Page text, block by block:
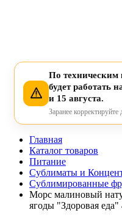
По техническим
будет работать
и 15 августа.
Заранее
Главная
Каталог товаров
Питание
Сублиматы и
Сублимированные
Морс малиновый
ягоды "Здоровая еда"